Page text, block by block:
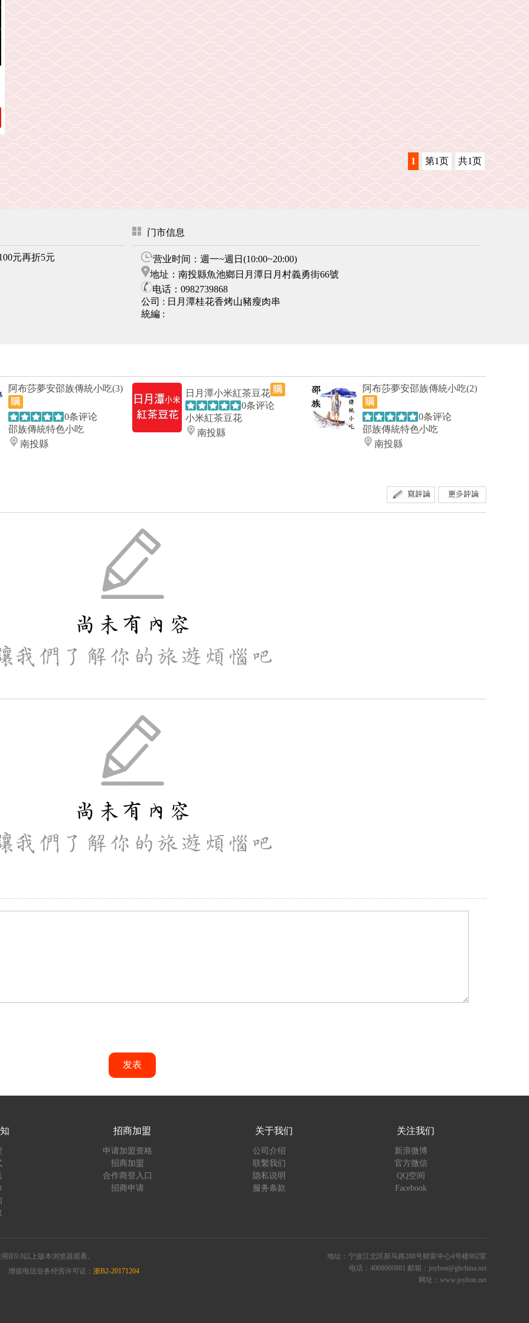
1 第1页 共1页
元再折5元
门市信息
营业时间：週一~週日(10:00~20:00)
地址：南投縣魚池鄉日月潭日月村義勇街66號
电话：0982739868
公司 : 日月潭桂花香烤山豬瘦肉串
統編 :
阿布莎夢安邵族傳統小吃(3)
0条评论
邵族傳統特色小吃
南投縣
日月潭小米紅茶豆花
0条评论
小米紅茶豆花
南投縣
阿布莎夢安邵族傳統小吃(2)
0条评论
邵族傳統特色小吃
南投縣
发表
招商加盟
申请加盟资格
招商加盟
合作商登入口
招商申请
关于我们
公司介绍
联繫我们
隐私说明
服务条款
关注我们
新浪微博
官方微信
QQ空间
Facebook
IE9.0以上版本浏览器观看。
增值电信业务经营许可证： 浙B2-20171204
地址：宁波江北区新马路288号财富中心4号楼902室
电话：4008060881 邮箱：joybon@ghchina.net
网址：www.joybon.net